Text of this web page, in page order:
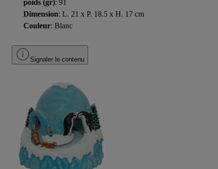
poids (gr): 91
Dimension: L. 21 x P. 18.5 x H. 17 cm
Couleur: Blanc
Signaler le contenu